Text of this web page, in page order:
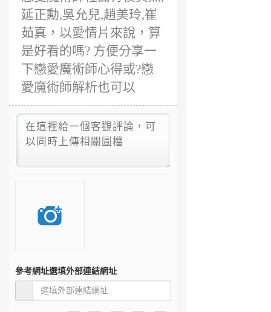
延正勳,吳允兒,趙美玲,崔
茹真，以愛情片來說，算
是好看的嗎? 方便分享一
下戀愛魔術師心得或?戀
愛魔術師解析也可以
參考網址選填外部連結網址